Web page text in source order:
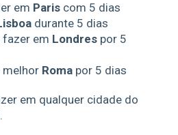
em Pariscom 5 dias
durante 5 dias
fazer em Londrespor 5
melhor Romapor 5 dias
em qualquer cidade do
.